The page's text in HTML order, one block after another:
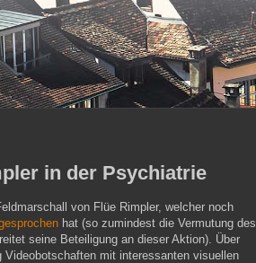
in der Psychiatrie
von Flüe Rimpler, welcher noch
hat (so zumindest die Vermutung des
seine Beteiligung an dieser Aktion). Über
Videobotschaften mit interessanten visuellen